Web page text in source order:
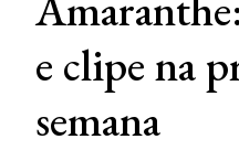
e clipe na
semana